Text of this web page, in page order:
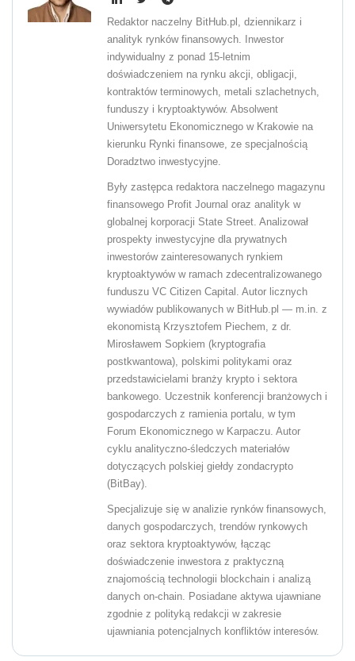
Redaktor naczelny BitHub.pl, dziennikarz i
analityk rynków finansowych. Inwestor
indywidualny z ponad 15-letnim
doświadczeniem na rynku akcji, obligacji,
kontraktów terminowych, metali szlachetnych,
funduszy i kryptoaktywów. Absolwent
Uniwersytetu Ekonomicznego w Krakowie na
kierunku Rynki finansowe, ze specjalnością
Doradztwo inwestycyjne.
Były zastępca redaktora naczelnego magazynu
finansowego Profit Journal oraz analityk w
globalnej korporacji State Street. Analizował
prospekty inwestycyjne dla prywatnych
inwestorów zainteresowanych rynkiem
kryptoaktywów w ramach zdecentralizowanego
funduszu VC Citizen Capital. Autor licznych
wywiadów publikowanych w BitHub.pl — m.in. z
ekonomistą Krzysztofem Piechem, z dr.
Mirosławem Sopkiem (kryptografia
postkwantowa), polskimi politykami oraz
przedstawicielami branży krypto i sektora
bankowego. Uczestnik konferencji branżowych i
gospodarczych z ramienia portalu, w tym
Forum Ekonomicznego w Karpaczu. Autor
cyklu analityczno-śledczych materiałów
dotyczących polskiej giełdy zondacrypto
(BitBay).
Specjalizuje się w analizie rynków finansowych,
danych gospodarczych, trendów rynkowych
oraz sektora kryptoaktywów, łącząc
doświadczenie inwestora z praktyczną
znajomością technologii blockchain i analizą
danych on-chain. Posiadane aktywa ujawniane
zgodnie z polityką redakcji w zakresie
ujawniania potencjalnych konfliktów interesów.